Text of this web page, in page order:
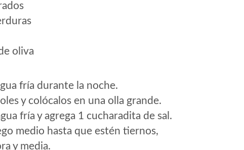
oliva
fría durante la noche.
y colócalos en una olla grande.
fría y agrega 1 cucharadita de sal.
medio hasta que estén tiernos,
y media.